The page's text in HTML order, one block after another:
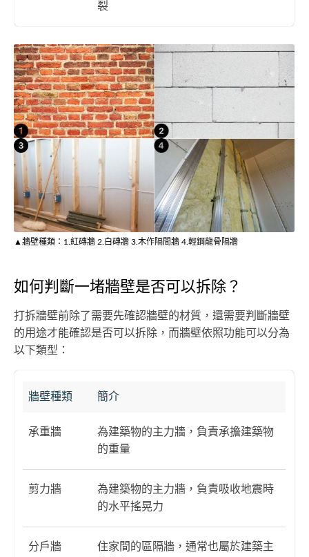
裂
▲牆壁種類：1.紅磚牆 2.白磚牆 3.木作隔間牆 4.輕鋼龍骨隔牆
如何判斷一堵牆壁是否可以拆除？
打拆牆壁前除了需要先確認牆壁的材質，還需要判斷牆壁
的用途才能確認是否可以拆除，而牆壁依照功能可以分為
以下類型：
牆壁種類 簡介
承重牆
為建築物的主力牆，負責承擔建築物
的重量
剪力牆
為建築物的主力牆，負責吸收地震時
的水平搖晃力
分戶牆
住家間的區隔牆，通常也屬於建築主